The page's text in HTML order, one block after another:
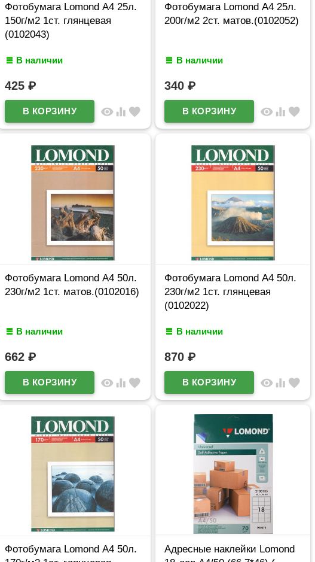
Фотобумага Lomond А4 25л.
150г/м2 1ст. глянцевая
(0102043)
В наличии
425 ₽
visibility equalizer favorite
Фотобумага Lomond А4 25л.
200г/м2 2ст. матов.(0102052)
В наличии
340 ₽
visibility equalizer favorite
Фотобумага Lomond А4 50л.
230г/м2 1ст. матов.(0102016)
В наличии
662 ₽
visibility equalizer favorite
Фотобумага Lomond А4 50л.
230г/м2 1ст. глянцевая
(0102022)
В наличии
870 ₽
visibility equalizer favorite
Фотобумага Lomond А4 50л.
Адресные наклейки Lomond